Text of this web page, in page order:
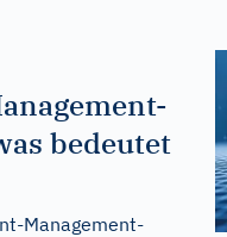
bedeutet
Management-